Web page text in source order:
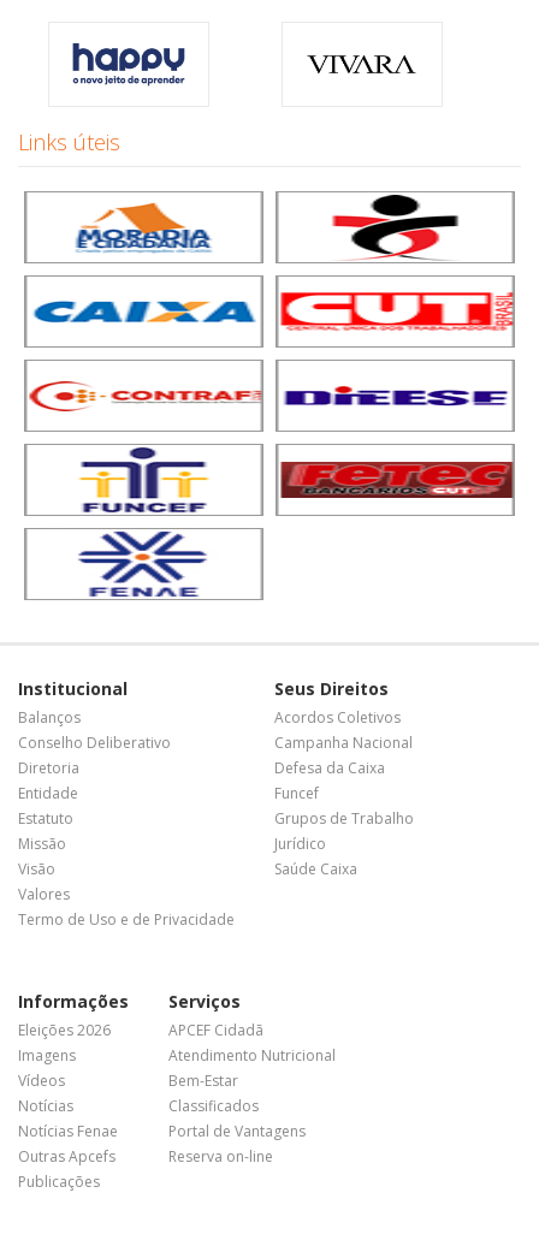
Links úteis
Institucional
Balanços
Conselho Deliberativo
Diretoria
Entidade
Estatuto
Missão
Visão
Valores
Termo de Uso e de Privacidade
Seus Direitos
Acordos Coletivos
Campanha Nacional
Defesa da Caixa
Funcef
Grupos de Trabalho
Jurídico
Saúde Caixa
Informações
Eleições 2026
Imagens
Vídeos
Notícias
Notícias Fenae
Outras Apcefs
Publicações
Serviços
APCEF Cidadã
Atendimento Nutricional
Bem-Estar
Classificados
Portal de Vantagens
Reserva on-line